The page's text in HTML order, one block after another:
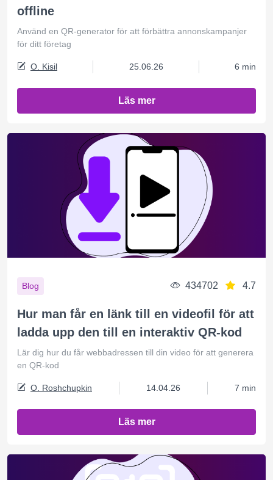
offline
Använd en QR-generator för att förbättra annonskampanjer
för ditt företag
O. Kisil 25.06.26 6 min
Läs mer
Blog 434702 4.7
Hur man får en länk till en videofil för att
ladda upp den till en interaktiv QR-kod
Lär dig hur du får webbadressen till din video för att generera
en QR-kod
O. Roshchupkin 14.04.26 7 min
Läs mer